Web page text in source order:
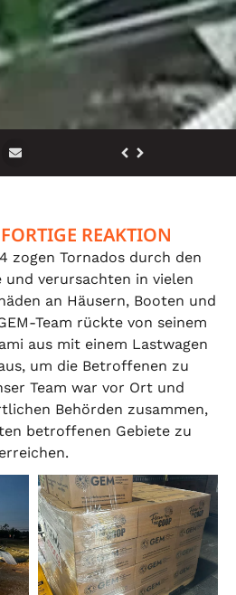
REAKTION
zogen Tornados durch den
und verursachten in vielen
an Häusern, Booten und
Team rückte von seinem
aus mit einem Lastwagen
um die Betroffenen zu
Team war vor Ort und
Behörden zusammen,
betroffenen Gebiete zu
erreichen.